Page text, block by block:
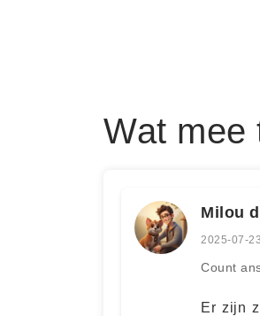
Wat mee
Milou
2025-07-
Count
Er zijn